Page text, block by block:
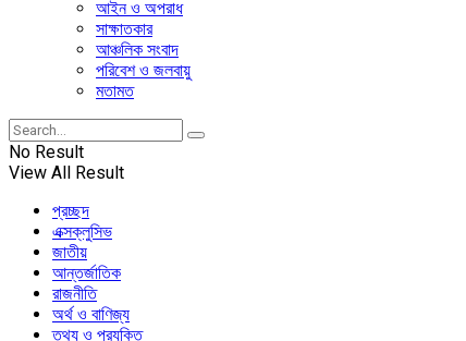
আইন ও অপরাধ
সাক্ষাতকার
আঞ্চলিক সংবাদ
পরিবেশ ও জলবায়ু
মতামত
No Result
View All Result
প্রচ্ছদ
এক্সক্লুসিভ
জাতীয়
আন্তর্জাতিক
রাজনীতি
অর্থ ও বাণিজ্য
তথ্য ও প্রযুক্তি